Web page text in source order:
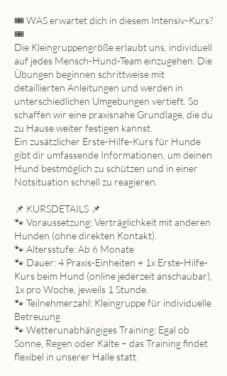
🎟️ WAS erwartet dich in diesem Intensiv-Kurs?
🎟️
Die Kleingruppengröße erlaubt uns, individuell
auf jedes Mensch-Hund-Team einzugehen. Die
Übungen beginnen schrittweise mit
detaillierten Anleitungen und werden in
unterschiedlichen Umgebungen vertieft. So
schaffen wir eine praxisnahe Grundlage, die du
zu Hause weiter festigen kannst.
Ein zusätzlicher Erste-Hilfe-Kurs für Hunde
gibt dir umfassende Informationen, um deinen
Hund bestmöglich zu schützen und in einer
Notsituation schnell zu reagieren.
📌 KURSDETAILS 📌
🐾 Voraussetzung: Verträglichkeit mit anderen
Hunden (ohne direkten Kontakt).
🐾 Altersstufe: Ab 6 Monate
🐾 Dauer: 4 Praxis-Einheiten + 1x Erste-Hilfe-
Kurs beim Hund (online jederzeit anschaubar),
1x pro Woche, jeweils 1 Stunde.
🐾 Teilnehmerzahl: Kleingruppe für individuelle
Betreuung
🐾 Wetterunabhängiges Training: Egal ob
Sonne, Regen oder Kälte – das Training findet
flexibel in unserer Halle statt.